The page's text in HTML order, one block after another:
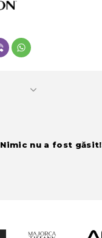
Nimic nu a fost găsit!